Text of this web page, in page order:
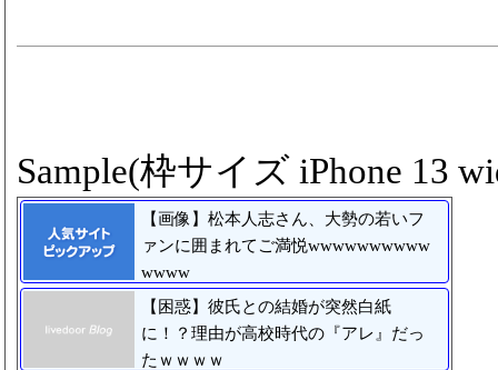
Sample(枠サイズ iPhone 13
【画像】松本人志さん、大勢の若いフ
ァンに囲まれてご満悦wwwwwwwwww
wwww
【困惑】彼氏との結婚が突然白紙
に！？理由が高校時代の『アレ』だっ
たｗｗｗｗ